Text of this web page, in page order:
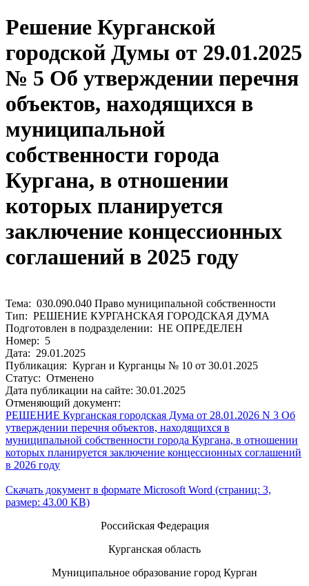
Решение Курганской
городской Думы от 29.01.2025
№ 5 Об утверждении перечня
объектов, находящихся в
муниципальной
собственности города
Кургана, в отношении
которых планируется
заключение концессионных
соглашений в 2025 году
Тема: 030.090.040 Право муниципальной собственности
Тип: РЕШЕНИЕ КУРГАНСКАЯ ГОРОДСКАЯ ДУМА
Подготовлен в подразделении: НЕ ОПРЕДЕЛЕН
Номер: 5
Дата: 29.01.2025
Публикация: Курган и Курганцы № 10 от 30.01.2025
Статус: Отменено
Дата публикации на сайте: 30.01.2025
Отменяющий документ:
РЕШЕНИЕ Курганская городская Дума от 28.01.2026 N 3 Об
утверждении перечня объектов, находящихся в
муниципальной собственности города Кургана, в отношении
которых планируется заключение концессионных соглашений
в 2026 году
Скачать документ в формате Microsoft Word (страниц: 3,
размер: 43.00 KB)
Российская Федерация
Курганская область
Муниципальное образование город Курган